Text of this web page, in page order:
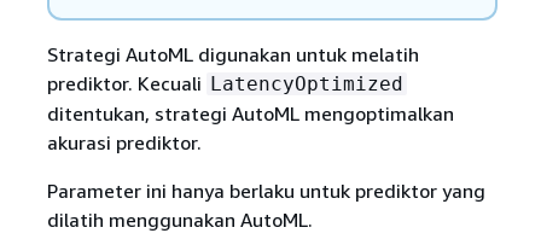
Strategi AutoML digunakan untuk melatih
prediktor. Kecuali LatencyOptimized
ditentukan, strategi AutoML mengoptimalkan
akurasi prediktor.
Parameter ini hanya berlaku untuk prediktor yang
dilatih menggunakan AutoML.